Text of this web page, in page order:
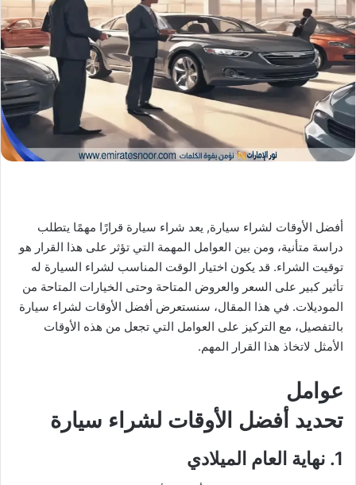
X
ا
إ
ل
ك
ت
ر
ن
أفضل الأوقات لشراء سيارة, يعد شراء سيارة قرارًا مهمًا يتطلب
دراسة متأنية، ومن بين العوامل المهمة التي تؤثر على هذا القرار هو
توقيت الشراء. قد يكون اختيار الوقت المناسب لشراء السيارة له
تأثير كبير على السعر والعروض المتاحة وحتى الخيارات المتاحة من
الموديلات. في هذا المقال، سنستعرض أفضل الأوقات لشراء سيارة
بالتفصيل، مع التركيز على العوامل التي تجعل من هذه الأوقات
الأمثل لاتخاذ هذا القرار المهم.
عوامل
تحديد أفضل الأوقات لشراء سيارة
1. نهاية العام الميلادي